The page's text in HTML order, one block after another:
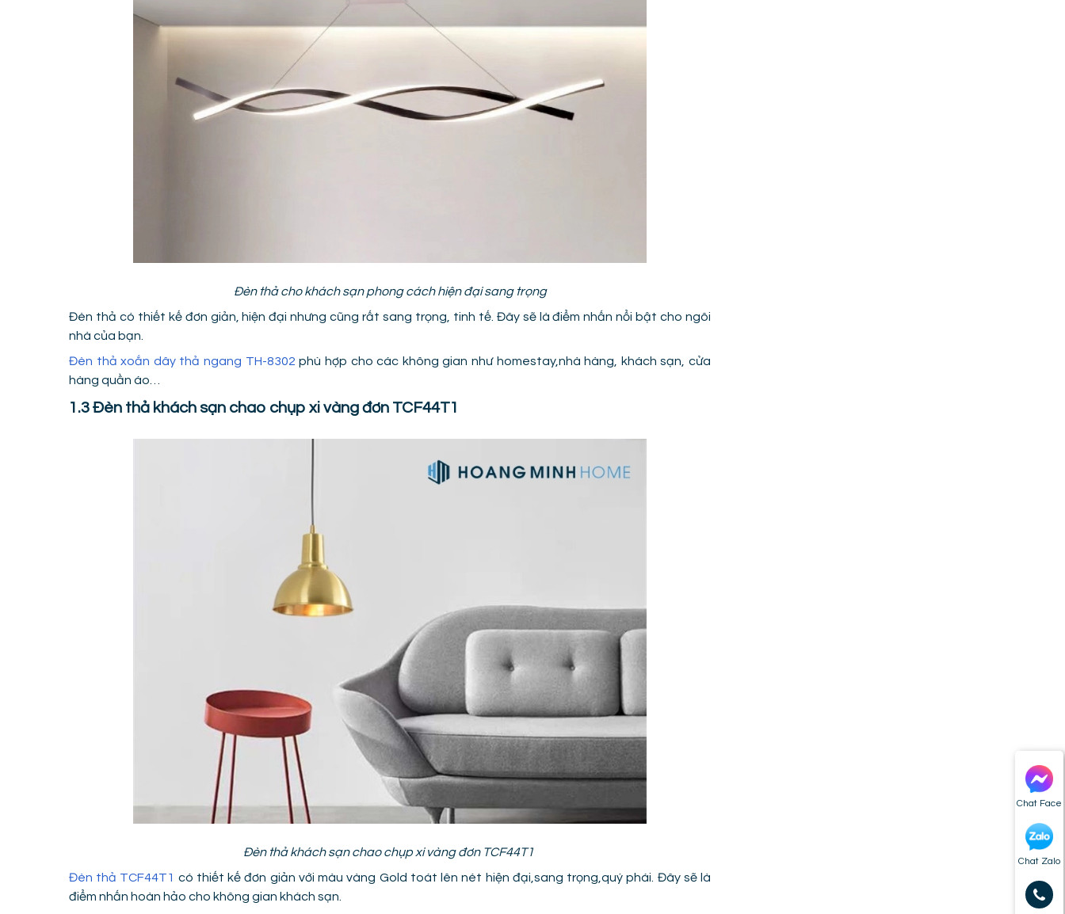
Chat Face
Chat Zalo
Đèn thả cho khách sạn phong cách hiện đại sang trọng
Đèn thả có thiết kế đơn giản, hiện đại nhưng cũng rất sang trọng, tinh tế. Đây sẽ là điểm nhấn nổi bật cho ngôi
nhà của bạn.
Đèn thả xoắn dây thả ngang TH-8302 phù hợp cho các không gian như homestay,nhà hàng, khách sạn, cửa
hàng quần áo…
1.3 Đèn thả khách sạn chao chụp xi vàng đơn TCF44T1
Đèn thả khách sạn chao chụp xi vàng đơn TCF44T1
Đèn thả TCF44T1 có thiết kế đơn giản với màu vàng Gold toát lên nét hiện đại,sang trọng,quý phái. Đây sẽ là
điểm nhấn hoàn hảo cho không gian khách sạn.